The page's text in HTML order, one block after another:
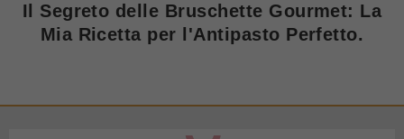
Il Segreto delle Bruschette Gourmet: La
Mia Ricetta per l'Antipasto Perfetto.